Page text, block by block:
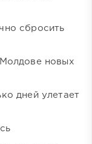
сбросить
новых
дней улетает